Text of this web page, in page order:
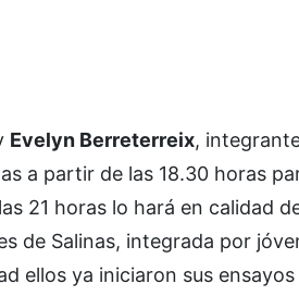
Evelyn Berreterreix,
a partir de las 18.30 horas
21 horas lo hará en calidad
de Salinas, integrada por
ellos ya iniciaron sus